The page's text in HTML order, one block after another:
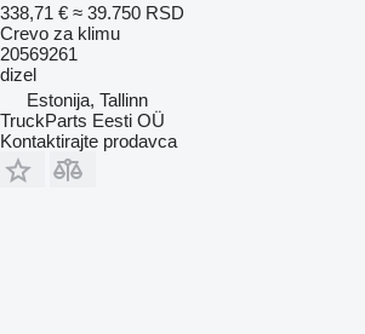
338,71 € ≈ 39.750 RSD
Crevo za klimu
20569261
dizel
Estonija, Tallinn
TruckParts Eesti OÜ
Kontaktirajte prodavca